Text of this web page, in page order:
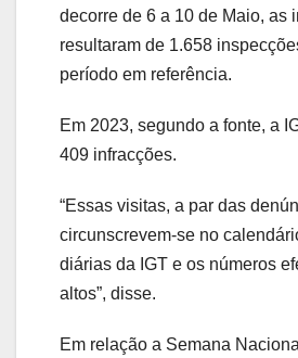
decorre de 6 a 10 de Maio, as
resultaram de 1.658
período em referência.
Em 2023, segundo a fonte, a
409 infracções.
“Essas visitas, a par das
circunscrevem-se no
diárias da IGT e os números
altos”, disse.
Em relação a Semana